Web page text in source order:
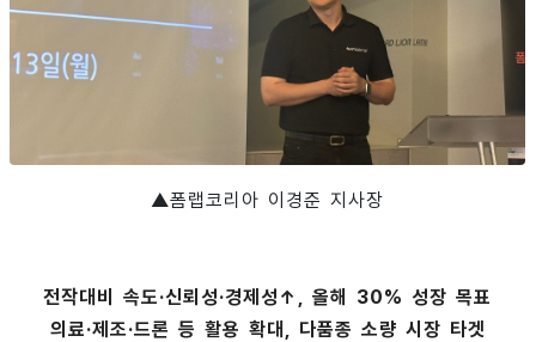
▲폼랩코리아 이경준 지사장
전작대비
속도·신뢰성·경제성↑, 올해 30% 성장 목표
의료·제조·드론 등 활용 확대, 다품종 소량 시장 타겟